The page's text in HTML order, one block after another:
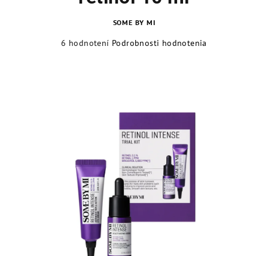
SOME BY MI
6 hodnotení Podrobnosti hodnotenia